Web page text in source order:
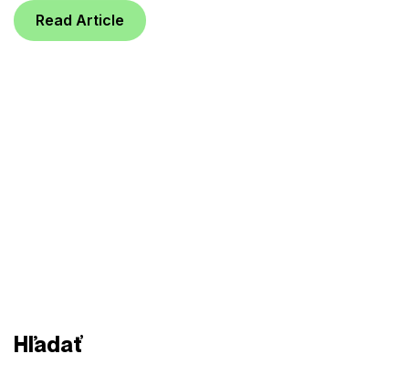
Read Article
Hľadať